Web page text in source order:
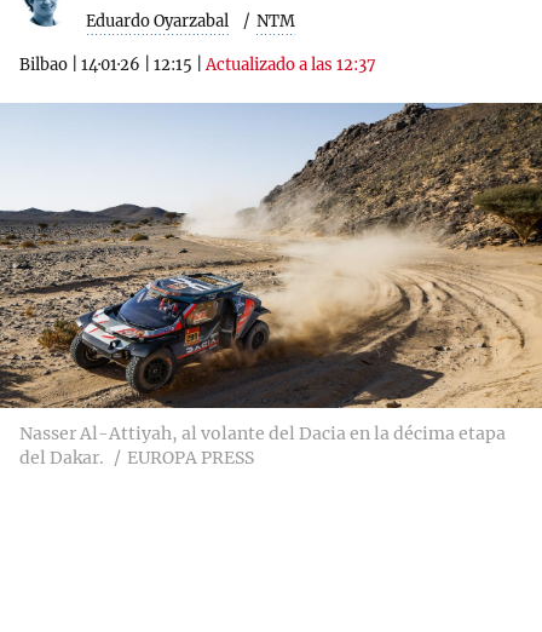
Eduardo Oyarzabal NTM
Bilbao 14·01·26 12:15 |Actualizado a las 12:37
Nasser Al-Attiyah, al volante del Dacia en la décima etapa
del Dakar.
EUROPA PRESS